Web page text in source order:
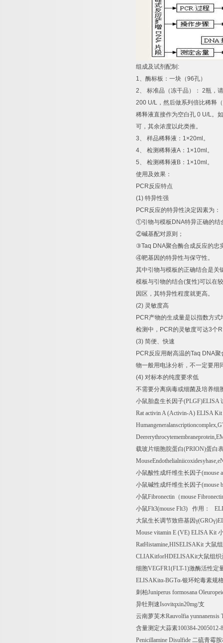
组成及试剂配制 :
1、酶标板：一块（96孔）
2、 标准品（冻干品）： 2瓶，
200 U/L ，然后做系列倍比稀释
稀释液直接作为空白孔 0 U/L。
可，其余浓度以此类推。
3、 样品稀释液： 1×20ml 。
4、 检测稀释液A ： 1×10ml 。
5、 检测稀释液 B ： 1×10ml 。
使用及效果：
PCR反应特点
(1) 特异性强
PCR反应的特异性决定因素为：
①引物与模板 DNA特异正确的结
②碱基配对原则；
③Taq DNA聚合酶合成反应的忠
④靶基因的特异性与保守性。
其中引物与模板的正确结合是关
模板与引物的结合(复性)可以在
因区，其特异性程度就更高。
(2) 灵敏度高
PCR产物的生成量是以指数方式
检测中， PCR的灵敏度可达3个
(3) 简便、快速
PCR反应用耐高温的Taq DNA聚
物一般用电泳分析，不一定要用
(4) 对标本的纯度要求低
不需要分离病毒或细菌及培养细
小鼠胎盘生长因子(PLGF)ELISA
Rat activin A (Activin-A) ELISA Kit
载玻片细胞脘蛋白(PRION)蛋白
小鼠酸性成纤维生长因子
小鼠碱性成纤维生长因子(mouse
小鼠Fibronectin （mouse
小鼠Flt3(mouse Flt3) 作用：
大鼠生长调节致癌基因γ(GROγ
Mouse vitamin E (VE) ELISA Kit
RatHistamine,HISELISAKit 大鼠
CLIAKitforHDELISAKit大鼠组
细胞VEGFR1(FLT-1)激酶活性定
ELISAKitα-BGTα-银环蛇毒素规
刺柏Juniperus formosana
异牡荆速Isovitqxin20mg/支
云南萝芙木Rauvolfia yunnanensis
含量测定大蒜素100384-2005012-8
Penicillamine Disulfide 二硫青霉